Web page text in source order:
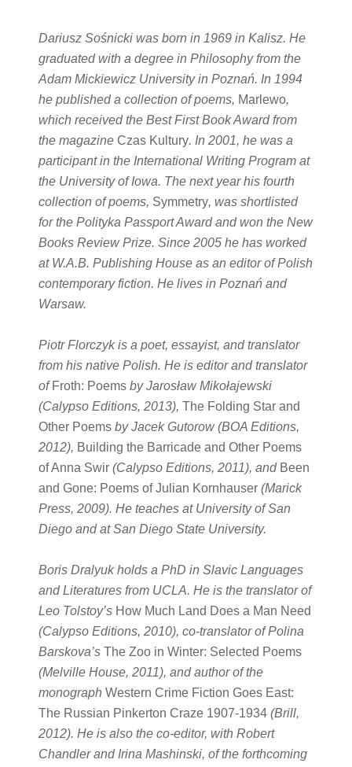
Dariusz Sośnicki was born in 1969 in Kalisz. He
graduated with a degree in Philosophy from the
Adam Mickiewicz University in Poznań. In 1994
he published a collection of poems, Marlewo,
which received the Best First Book Award from
the magazine Czas Kultury. In 2001, he was a
participant in the International Writing Program at
the University of Iowa. The next year his fourth
collection of poems, Symmetry, was shortlisted
for the Polityka Passport Award and won the New
Books Review Prize. Since 2005 he has worked
at W.A.B. Publishing House as an editor of Polish
contemporary fiction. He lives in Poznań and
Warsaw.
Piotr Florczyk is a poet, essayist, and translator
from his native Polish. He is editor and translator
ofFroth: Poemsby Jarosław Mikołajewski
(Calypso Editions, 2013), The Folding Star and
Other Poemsby Jacek Gutorow (BOA Editions,
2012), Building the Barricade and Other Poems
of Anna Swir(Calypso Editions, 2011), and Been
and Gone: Poems of Julian Kornhauser(Marick
Press, 2009). He teaches at University of San
Diego and at San Diego State University.
Boris Dralyuk holds a PhD in Slavic Languages
and Literatures from UCLA. He is the translator of
Leo Tolstoy’s How Much Land Does a Man Need
(Calypso Editions, 2010), co-translator of Polina
Barskova’s The Zoo in Winter: Selected Poems
(Melville House, 2011), and author of the
monograph Western Crime Fiction Goes East:
The Russian Pinkerton Craze 1907-1934(Brill,
2012). He is also the co-editor, with Robert
Chandler and Irina Mashinski, of the forthcoming